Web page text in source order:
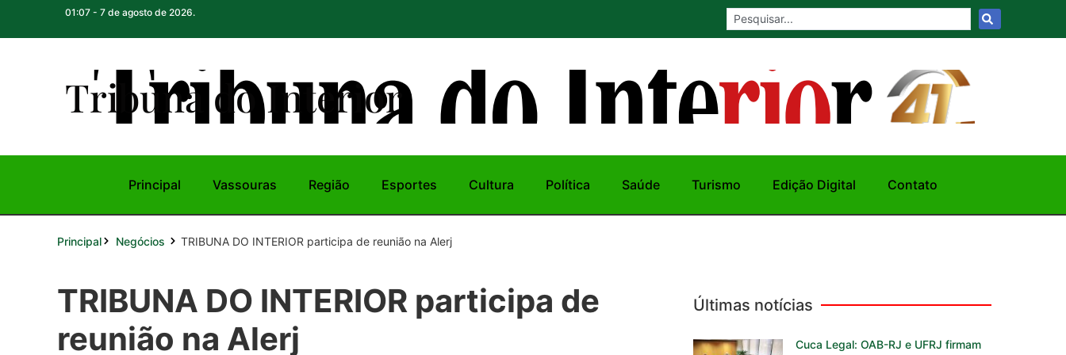
01:07 - 7 de agosto de 2026.
Tribuna do Interior
Principal Vassouras Região Esportes Cultura Política Saúde Turismo Edição Digital Contato
Principal Negócios TRIBUNA DO INTERIOR participa de reunião na Alerj
TRIBUNA DO INTERIOR participa de
reunião na Alerj
Últimas notícias
Cuca Legal: OAB-RJ e UFRJ firmam